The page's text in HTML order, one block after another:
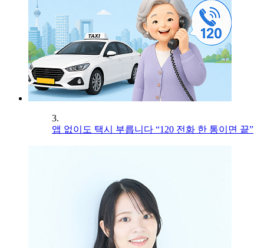
3.
앱 없이도 택시 부릅니다 “120 전화 한 통이면 끝”